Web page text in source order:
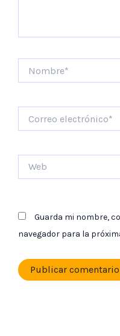
electrónico*
Guarda mi nombre,
navegador para la